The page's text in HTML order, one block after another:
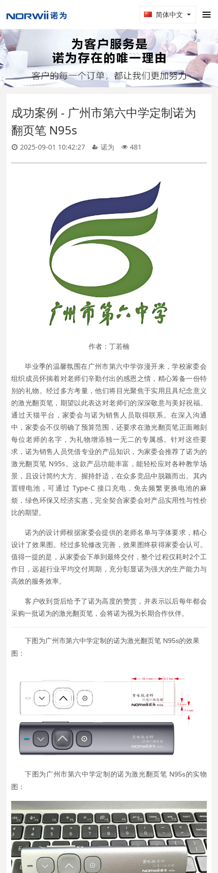
简体中文
成功案例 - 广州市第六中学定制诺为
翻页笔 N95s
2025-09-01 10:42:27 诺为 481
作者：丁若楠
毕业季的温馨氛围在广州市第六中学弥漫开来，学校家委会
组织成员怀揣着对老师们辛勤付出的感恩之情，精心筹备一份特
别的礼物。经过多方考量，他们将目光聚焦于实用且具纪念意义
的激光翻页笔，期望以此表达对老师们的深深敬意与美好祝福。
通过天猫平台，家委会与诺为销售人员取得联系。在深入沟通
中，家委会不仅明确了预算范围，还要求在激光翻页笔正面雕刻
每位老师的名字，为礼物增添独一无二的专属感。针对这些要
求，诺为销售人员凭借专业的产品知识，为家委会推荐了诺为的
激光翻页笔 N95s。这款产品功能丰富，能轻松应对各种教学场
景，且设计简约大方、握持舒适，在众多竞品中脱颖而出。其内
置锂电池，可通过 Type-C 接口充电，免去频繁更换电池的麻
烦，绿色环保又经济实惠，完全契合家委会对产品实用性与性价
比的期望。
诺为的设计师根据家委会提供的老师名单与字体要求，精心
设计了效果图。经过多轮修改完善，效果图终获得家委会认可。
值得一提的是，从家委会下单到最终交付，整个过程仅耗时2个工
作日，远超行业平均交付周期，充分彰显诺为强大的生产能力与
高效的服务效率。
客户收到货后给予了诺为高度的赞赏，并表示以后每年都会
采购一批诺为的激光翻页笔，会将诺为视为长期合作伙伴。
下图为广州市第六中学定制的诺为激光翻页笔 N95s的效果
图：
下图为 广州市第六中学定制的诺为激光翻页笔 N95s的实物
图：